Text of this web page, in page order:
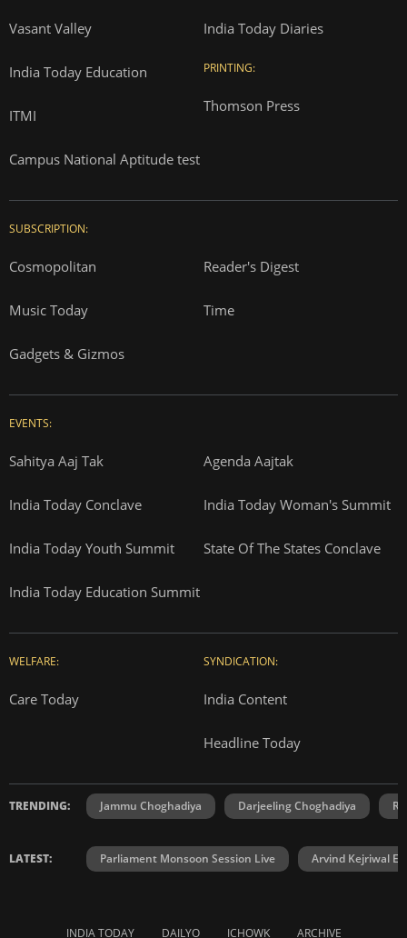
Vasant Valley
India Today Education
ITMI
Campus National Aptitude test
India Today Diaries
PRINTING:
Thomson Press
SUBSCRIPTION:
Cosmopolitan Reader's Digest
Music Today Time
Gadgets & Gizmos
EVENTS:
Sahitya Aaj Tak Agenda Aajtak
India Today Conclave India Today Woman's Summit
India Today Youth Summit State Of The States Conclave
India Today Education Summit
WELFARE:
Care Today
SYNDICATION:
India Content
Headline Today
TRENDING: Jammu Choghadiya Darjeeling Choghadiya
LATEST: Parliament Monsoon Session Live Arvind Kejriwal
INDIA TODAY DAILYO ICHOWK ARCHIVE